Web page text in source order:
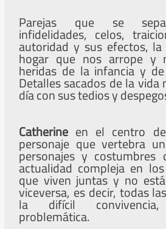
Parejas que se
infidelidades, celos,
autoridad y sus efectos,
hogar que nos arrope y
heridas de la infancia y
Detalles sacados de la
día con sus tedios y
Catherine en el centro
personaje que vertebra
personajes y costumbres
actualidad compleja en
que viven juntas y no
viceversa, es decir, todas
la difícil
problemática.